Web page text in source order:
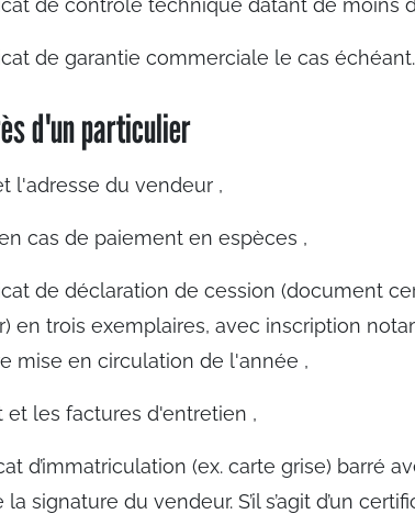
de contrôle technique datant de moins
de garantie commerciale le cas échéant.
d'un particulier
l'adresse du vendeur ,
cas de paiement en espèces ,
de déclaration de cession (document
en trois exemplaires, avec inscription
mise en circulation de l'année ,
et les factures d'entretien ,
d’immatriculation (ex. carte grise) barré
signature du vendeur. S’il s’agit d’un